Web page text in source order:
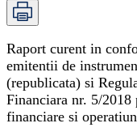
Raport curent in
emitentii de
(republicata) si
Financiara nr. 5/
financiare si